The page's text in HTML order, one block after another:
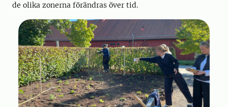
de olika zonerna förändras över tid.